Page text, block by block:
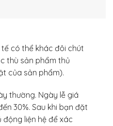
tế có thể khác đôi chút
thù sản phẩm thủ
của sản phẩm).
thường. Ngày lễ giá
30%. Sau khi bạn đặt
động liện hệ để xác